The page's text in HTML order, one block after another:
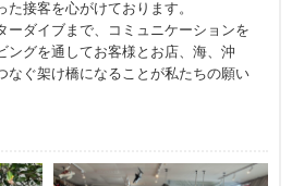
接客を心がけております。
ーダイブまで、コミュニケーションを
ングを通してお客様とお店、海、沖
なぐ架け橋になることが私たちの願い